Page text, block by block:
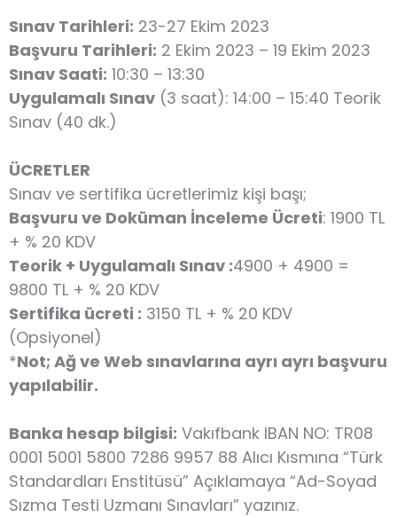
Sınav Tarihleri: 23-27 Ekim 2023
Başvuru Tarihleri: 2 Ekim 2023 – 19 Ekim 2023
Sınav Saati: 10:30 – 13:30
Uygulamalı Sınav (3 saat): 14:00 – 15:40 Teorik
Sınav (40 dk.)
ÜCRETLER
Sınav ve sertifika ücretlerimiz kişi başı;
Başvuru ve Doküman İnceleme Ücreti: 1900 TL
+ % 20 KDV
Teorik + Uygulamalı Sınav :4900 + 4900 =
9800 TL + % 20 KDV
Sertifika ücreti : 3150 TL + % 20 KDV
(Opsiyonel)
*Not; Ağ ve Web sınavlarına ayrı ayrı başvuru
yapılabilir.
Banka hesap bilgisi: Vakıfbank IBAN NO: TR08
0001 5001 5800 7286 9957 88 Alıcı Kısmına “Türk
Standardları Enstitüsü” Açıklamaya “Ad-Soyad
Sızma Testi Uzmanı Sınavları” yazınız.